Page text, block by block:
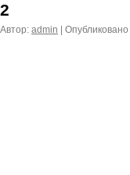
2
Автор: admin Опубликовано